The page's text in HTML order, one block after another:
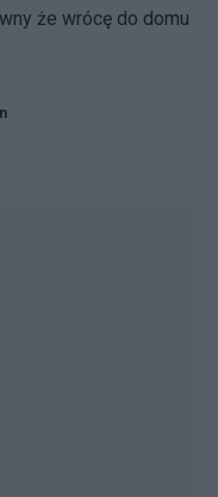
że wrócę do domu